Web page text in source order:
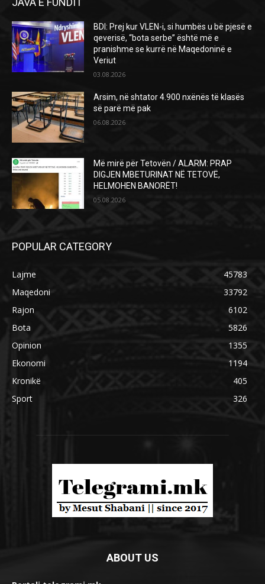
BDI: Prej kur VLEN-i, si humbës u bë pjesë e
qeverisë, “bota serbe” është më e
pranishme se kurrë në Maqedoninë e
Veriut
03.08.2026
Arsim, në shtator 4.900 nxënës të klasës
së parë më pak
06.08.2026
Më mirë për Tetovën / ALARM: PRAP
DIGJEN MBETURINAT NË TETOVË,
HELMOHEN BANORËT!
05.08.2026
POPULAR CATEGORY
Lajme
45783
Maqedoni
33792
Rajon
6102
Bota
5826
Opinion
1355
Ekonomi
1194
Kronikë
405
Sport
326
ABOUT US